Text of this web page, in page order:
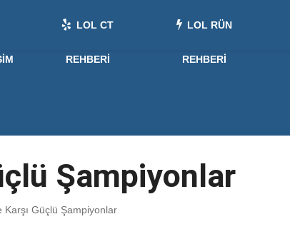
LOL CT
REHBERI
LOL RÜN
REHBERI
Şampiyonlar
Karşı Güçlü Şampiyonlar